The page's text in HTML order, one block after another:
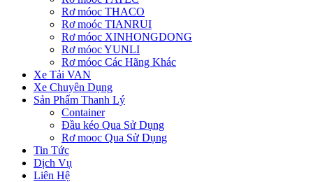
Rơ móoc THACO
Rơ moóc TIANRUI
Rơ móoc XINHONGDONG
Rơ móoc YUNLI
Rơ móoc Các Hãng Khác
Xe Tải VAN
Xe Chuyên Dụng
Sản Phẩm Thanh Lý
Container
Đầu kéo Qua Sử Dụng
Rơ mooc Qua Sử Dụng
Tin Tức
Dịch Vụ
Liên Hệ